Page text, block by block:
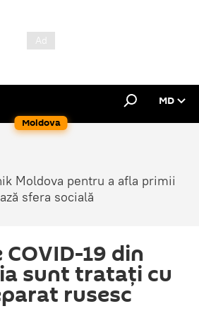
Moldova
MD
Moldova pentru a afla primii
sfera socială
19 din
sunt tratați cu
rusesc